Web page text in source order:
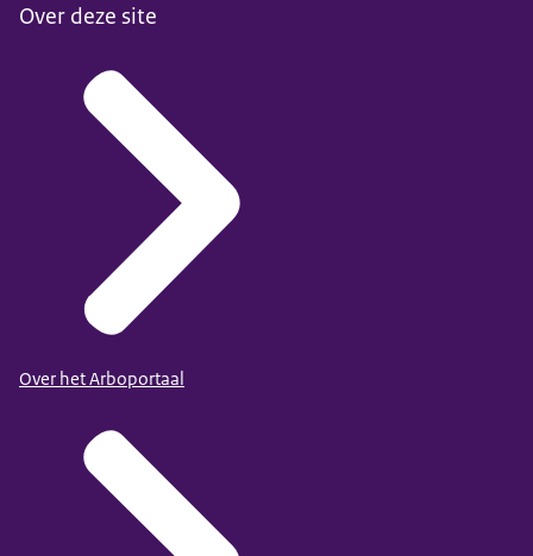
Over deze site
Over het Arboportaal